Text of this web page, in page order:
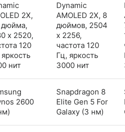
2X,
дюйма,
x 2520,
120
нит
Dynamic
AMOLED 2X, 8
дюймов, 2504
x 2256,
частота 120
Гц, яркость
3000 нит
2600
Snapdragon 8
Elite Gen 5 For
Galaxy (3 нм)